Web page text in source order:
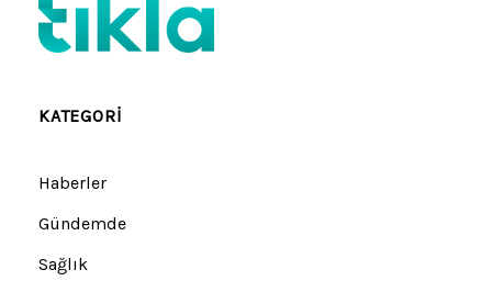
KATEGORI
Haberler
Gündemde
Sağlık